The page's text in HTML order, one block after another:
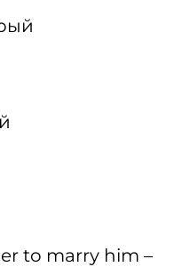
to marry him –